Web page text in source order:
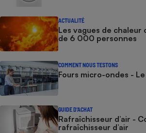
ACTUALITÉ
Les vagues de chaleur
de 6 000 personnes
COMMENT NOUS TESTONS
Fours micro-ondes -
GUIDE D'ACHAT
Rafraîchisseur d’air -
rafraîchisseur d’air